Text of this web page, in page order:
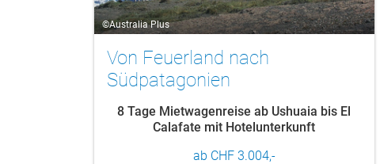
©Australia Plus
Von Feuerland nach
Südpatagonien
8 Tage Mietwagenreise ab Ushuaia bis El
Calafate mit Hotelunterkunft
ab CHF 3.004,-